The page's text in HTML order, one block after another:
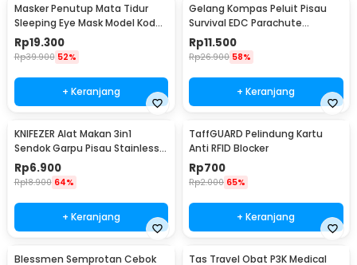
Masker Penutup Mata Tidur
Sleeping Eye Mask Model Kodok
- LC30
Rp19.300
Rp39.900 52%
+ Keranjang
Gelang Kompas Peluit Pisau
Survival EDC Parachute
Bracelet - B002-6
Rp11.500
Rp26.900 58%
+ Keranjang
KNIFEZER Alat Makan 3in1
Sendok Garpu Pisau Stainless
Travel 20cm - HG1514
Rp6.900
Rp18.900 64%
+ Keranjang
TaffGUARD Pelindung Kartu
Anti RFID Blocker
Rp700
Rp2.000 65%
+ Keranjang
Blessmen Semprotan Cebok
Tas Travel Obat P3K Medical